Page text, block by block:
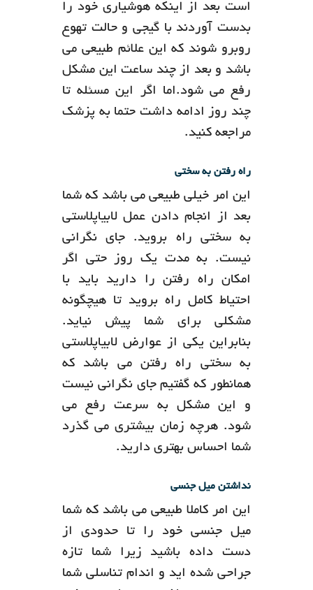
است بعد از اینکه هوشیاری خود را
بدست آوردند با گیجی و حالت تهوع
روبرو شوند که این علائم طبیعی می
باشد و بعد از چند ساعت این مشکل
رفع می شود.اما اگر این مسئله تا
چند روز ادامه داشت حتما به پزشک
مراجعه کنید.
راه رفتن به سختی
این امر خیلی طبیعی می باشد که شما
بعد از انجام دادن عمل لابیاپلاستی
به سختی راه بروید. جای نگرانی
نیست. به مدت یک روز حتی اگر
امکان راه رفتن را دارید باید با
احتیاط کامل راه بروید تا هیچگونه
مشکلی برای شما پیش نیاید.
بنابراین یکی از عوارض لابیاپلاستی
به سختی راه رفتن می باشد که
همانطور که گفتیم جای نگرانی نیست
و این مشکل به سرعت رفع می
شود. هرچه زمان بیشتری می گذرد
شما احساس بهتری دارید.
نداشتن میل جنسی
این امر کاملا طبیعی می باشد که شما
میل جنسی خود را تا حدودی از
دست داده باشید زیرا شما تازه
جراحی شده اید و اندام تناسلی شما